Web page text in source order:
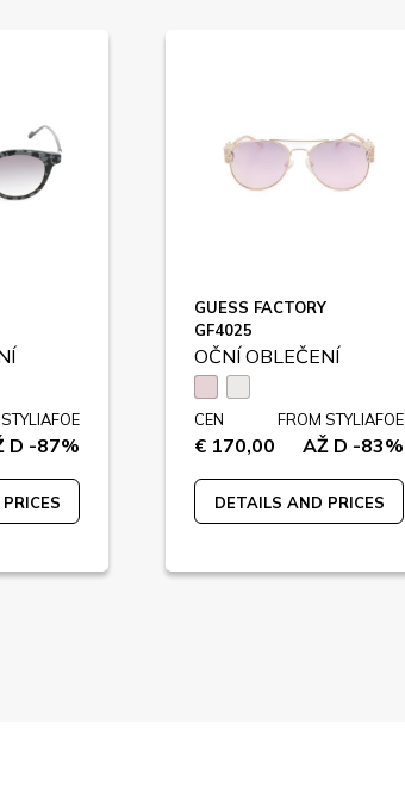
D -87%
GUESS FACTORY
GF4025
OČNÍ OBLEČENÍ
CEN
€ 170,00
FROM STYLIAFOE
AŽ D -83%
DETAILS AND PRICES